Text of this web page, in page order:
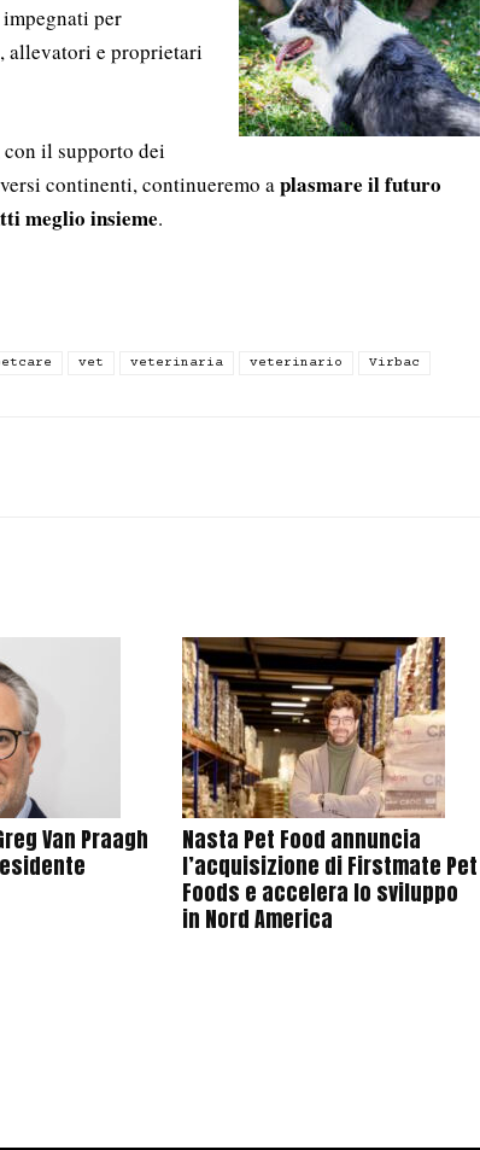
per
allevatori e proprietari
il supporto dei
continenti, continueremo aplasmare il futuro
meglio insieme.
vet veterinaria veterinario Virbac
Van Praagh
Nasta Pet Food annuncia
l’acquisizione di Firstmate Pet
Foods e accelera lo sviluppo
in Nord America